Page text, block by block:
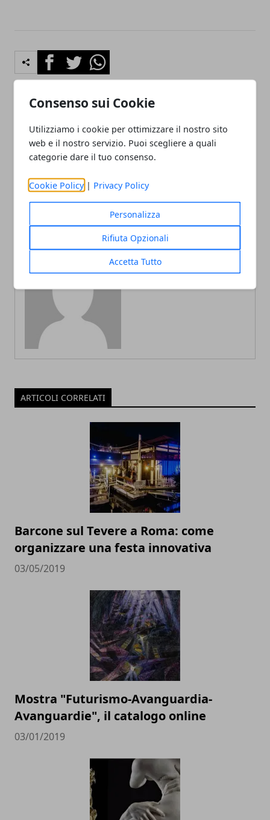
Consenso sui Cookie
Utilizziamo i cookie per ottimizzare il nostro sito
web e il nostro servizio. Puoi scegliere a quali
categorie dare il tuo consenso.
Cookie Policy | Privacy Policy
Personalizza
Rifiuta Opzionali
Accetta Tutto
FacebookTwitterWhatsapp
Viaggio a Roma (Lazio): i
monumenti da vedere
nella Città Eterna. Guida
vacanze a Roma: cosa
vedere
Mostre Milano 2012 - Al
Palazzo Reale di Milano la
mostra su Tiziano fino al 20
ARTICOLI CORRELATI
Barcone sul Tevere a Roma: come
organizzare una festa innovativa
03/05/2019
Mostra "Futurismo-Avanguardia-
Avanguardie", il catalogo online
03/01/2019